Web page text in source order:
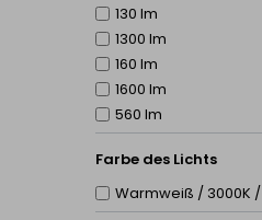
130 lm
1300 lm
160 lm
1600 lm
560 lm
Farbe des Lichts
Warmweiß / 3000K /